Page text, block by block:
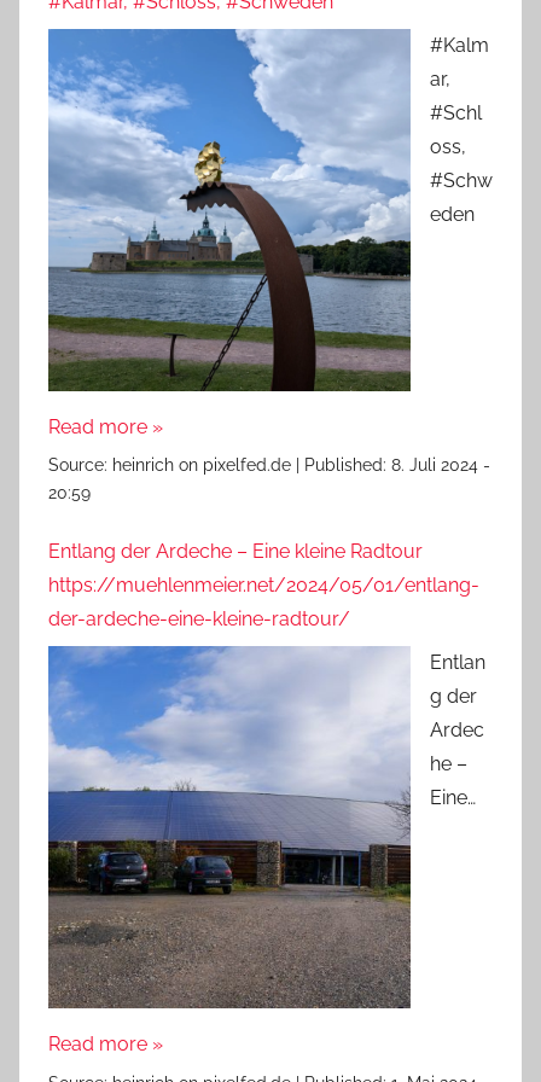
#Kalm
ar,
#Schl
oss,
#Schw
eden
Read more »
Source: heinrich on pixelfed.de Published: 8. Juli 2024 -
20:59
Entlang der Ardeche – Eine kleine Radtour
https://muehlenmeier.net/2024/05/01/entlang-
der-ardeche-eine-kleine-radtour/
Entlan
g der
Ardec
he –
Eine…
Read more »